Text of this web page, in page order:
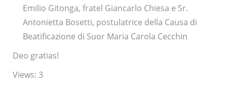
Emilio Gitonga, fratel Giancarlo Chiesa e Sr.
Antonietta Bosetti, postulatrice della Causa di
Beatificazione di Suor Maria Carola Cecchin
Deo gratias!
Views: 3